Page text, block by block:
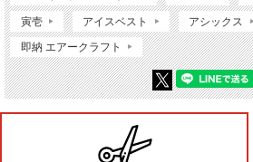
寅壱 アイスベスト アシックス
即納 エアークラフト